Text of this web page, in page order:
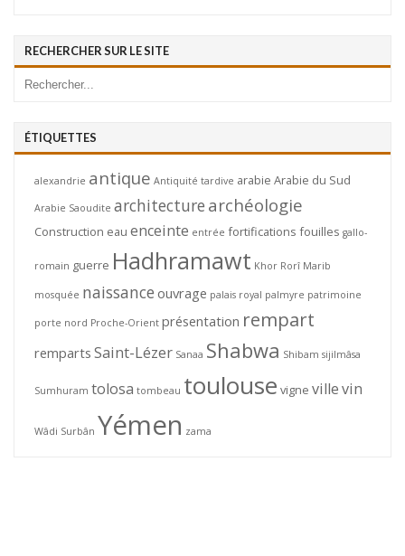
RECHERCHER SUR LE SITE
ÉTIQUETTES
alexandrie antique Antiquité tardive arabie Arabie du Sud
Arabie Saoudite architecture archéologie
Construction eau enceinte entrée fortifications fouilles gallo-
romain guerre Hadhramawt Khor Rorî Marib
mosquée naissance ouvrage palais royal palmyre patrimoine
porte nord Proche-Orient présentation rempart
remparts Saint-Lézer Sanaa Shabwa Shibam sijilmâsa
Sumhuram tolosa tombeau toulouse vigne villevin
Wâdi Surbân Yémen zama